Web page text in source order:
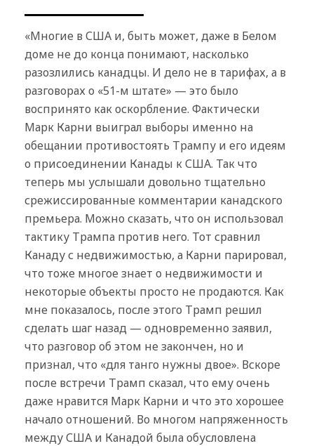
«Многие в США и, быть может, даже в Белом
доме не до конца понимают, насколько
разозлились канадцы. И дело не в тарифах, а в
разговорах о «51-м штате» — это было
воспринято как оскорбление. Фактически
Марк Карни выиграл выборы именно на
обещании противостоять Трампу и его идеям
о присоединении Канады к США. Так что
теперь мы услышали довольно тщательно
срежиссированные комментарии канадского
премьера. Можно сказать, что он использовал
тактику Трампа против него. Тот сравнил
Канаду с недвижимостью, а Карни парировал,
что тоже многое знает о недвижимости и
некоторые объекты просто не продаются. Как
мне показалось, после этого Трамп решил
сделать шаг назад — одновременно заявил,
что разговор об этом не закончен, но и
признал, что «для танго нужны двое». Вскоре
после встречи Трамп сказал, что ему очень
даже нравится Марк Карни и что это хорошее
начало отношений. Во многом напряженность
между США и Канадой была обусловлена